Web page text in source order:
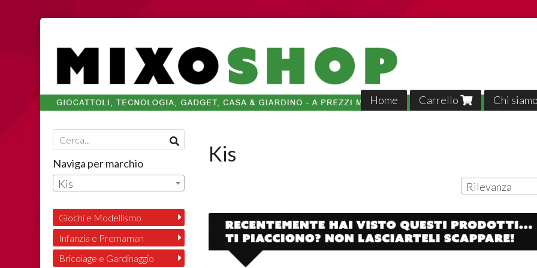
Home Carrello Chi siamo
Kis
Rilevanza
Naviga per marchio
Kis
Giochi e Modellismo
Infanzia e Premaman
Bricolage e Gardinaggio
Tutto
veloci,,
02-04-